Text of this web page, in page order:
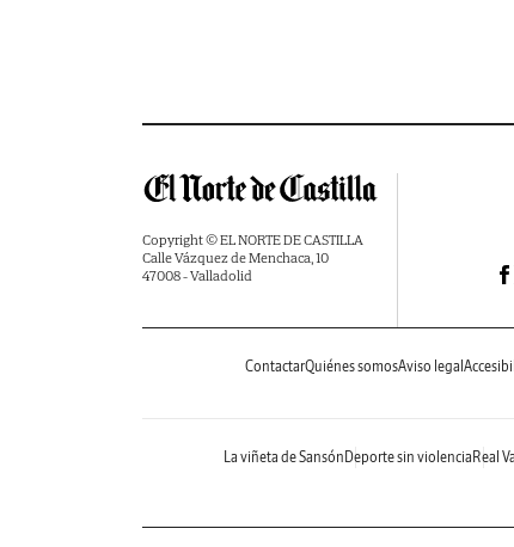
Copyright © EL NORTE DE CASTILLA
Calle Vázquez de Menchaca, 10
47008 - Valladolid
ContactarQuiénes somosAviso legal
La viñeta de Sansón Deporte sin violencia Real